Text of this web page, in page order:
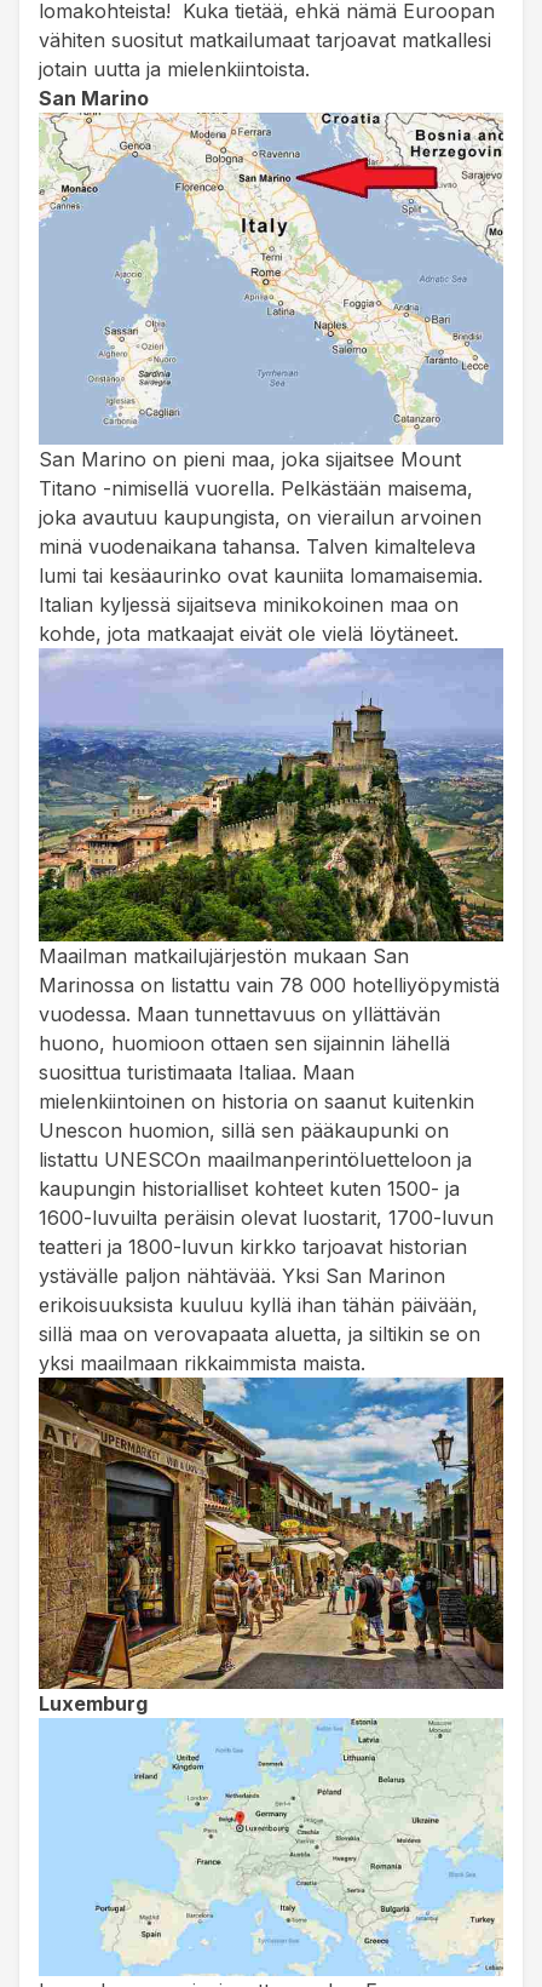
lomakohteista! Kuka tietää, ehkä nämä Euroopan
vähiten suositut matkailumaat tarjoavat matkallesi
jotain uutta ja mielenkiintoista.
San Marino
San Marino on pieni maa, joka sijaitsee Mount
Titano -nimisellä vuorella. Pelkästään maisema,
joka avautuu kaupungista, on vierailun arvoinen
minä vuodenaikana tahansa. Talven kimalteleva
lumi tai kesäaurinko ovat kauniita lomamaisemia.
Italian kyljessä sijaitseva minikokoinen maa on
kohde, jota matkaajat eivät ole vielä löytäneet.
Maailman matkailujärjestön mukaan San
Marinossa on listattu vain 78 000 hotelliyöpymistä
vuodessa. Maan tunnettavuus on yllättävän
huono, huomioon ottaen sen sijainnin lähellä
suosittua turistimaata Italiaa. Maan
mielenkiintoinen on historia on saanut kuitenkin
Unescon huomion, sillä sen pääkaupunki on
listattu UNESCOn maailmanperintöluetteloon ja
kaupungin historialliset kohteet kuten 1500- ja
1600-luvuilta peräisin olevat luostarit, 1700-luvun
teatteri ja 1800-luvun kirkko tarjoavat historian
ystävälle paljon nähtävää. Yksi San Marinon
erikoisuuksista kuuluu kyllä ihan tähän päivään,
sillä maa on verovapaata aluetta, ja siltikin se on
yksi maailmaan rikkaimmista maista.
Luxemburg